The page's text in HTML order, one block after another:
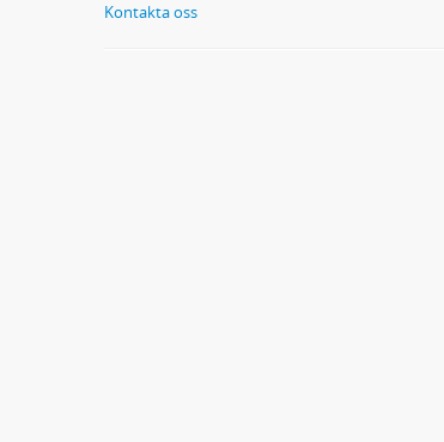
Kontakta oss